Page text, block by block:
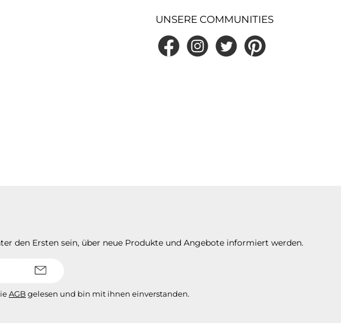
UNSERE COMMUNITIES
FacebookInstagramTwitter Pinterest
den Ersten sein, über neue Produkte und Angebote informiert werden.
AGBgelesen und bin mit ihnen einverstanden.